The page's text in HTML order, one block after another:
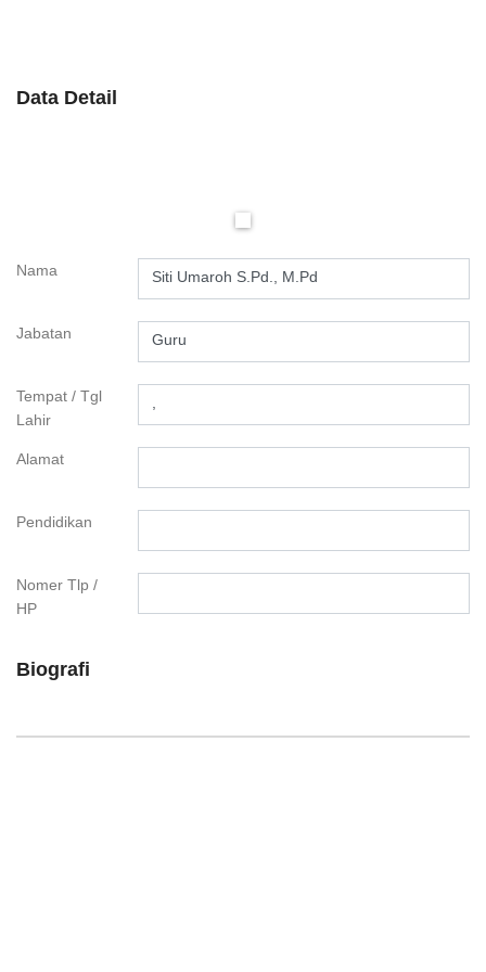
Data Detail
Nama Siti Umaroh S.Pd., M.Pd
Jabatan Guru
Tempat / Tgl
Lahir
Alamat
Pendidikan
Nomer Tlp /
HP
Biografi